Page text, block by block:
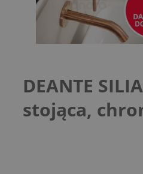
DEANTE
stojąca,